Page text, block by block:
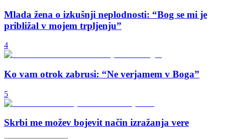
Mlada žena o izkušnji neplodnosti: “Bog se mi je
približal v mojem trpljenju”
4
Ko vam otrok zabrusi: “Ne verjamem v Boga”
5
Skrbi me možev bojevit način izražanja vere